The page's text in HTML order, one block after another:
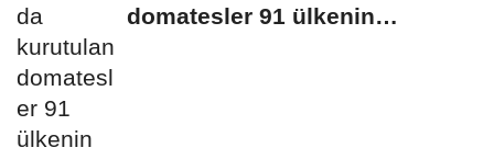
domatesler 91 ülkenin